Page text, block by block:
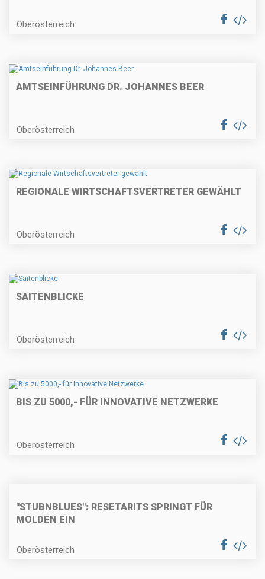
Oberösterreich
AMTSEINFÜHRUNG DR. JOHANNES BEER
Oberösterreich
REGIONALE WIRTSCHAFTSVERTRETER GEWÄHLT
Oberösterreich
SAITENBLICKE
Oberösterreich
BIS ZU 5000,- FÜR INNOVATIVE NETZWERKE
Oberösterreich
"STUBNBLUES": RESETARITS SPRINGT FÜR
MOLDEN EIN
Oberösterreich